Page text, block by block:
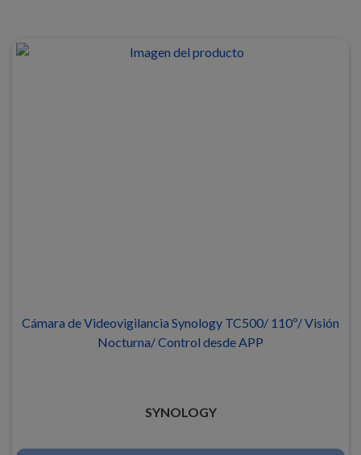
Cámara de Videovigilancia Synology TC500/ 110º/ Visión
Nocturna/ Control desde APP
SYNOLOGY